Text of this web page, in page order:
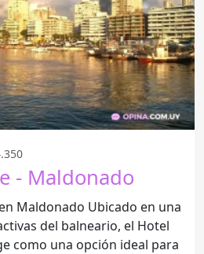
- Maldonado
Ubicado en una
del balneario, el Hotel
como una opción ideal para